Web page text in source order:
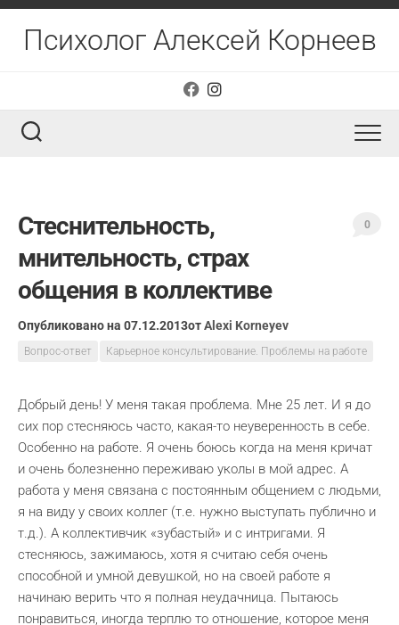
Перейти
содержанию
Психолог Алексей Корнеев
Стеснительность,
мнительность, страх
общения в коллективе
Опубликовано на 07.12.2013отAlexi Korneyev
Вопрос-ответ Карьерное консультирование. Проблемы на работе
0
Добрый день! У меня такая проблема. Мне 25 лет. И я до
сих пор стесняюсь часто, какая-то неуверенность в себе.
Особенно на работе. Я очень боюсь когда на меня кричат
и очень болезненно переживаю уколы в мой адрес. А
работа у меня связана с постоянным общением с людьми,
я на виду у своих коллег (т.е. нужно выступать публично и
т.д.). А коллективчик «зубастый» и с интригами. Я
стесняюсь, зажимаюсь, хотя я считаю себя очень
способной и умной девушкой, но на своей работе я
начинаю верить что я полная неудачница. Пытаюсь
понравиться, иногда терплю то отношение, которое меня